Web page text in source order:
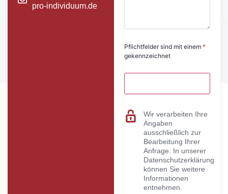
pro-individuum.de
Pflichtfelder sind mit einem *
gekennzeichnet
Wir verarbeiten Ihre
Angaben
ausschließlich zur
Bearbeitung Ihrer
Anfrage. In unserer
Datenschutzerklärung
können Sie weitere
Informationen
entnehmen.